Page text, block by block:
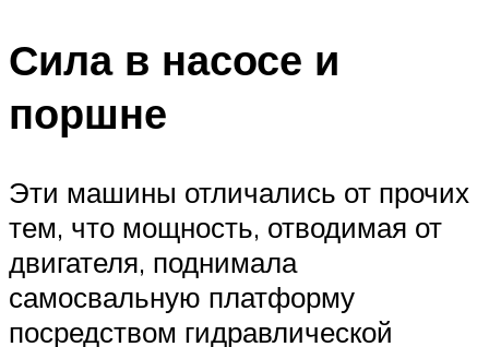
Сила в насосе и
поршне
Эти машины отличались от прочих
тем, что мощность, отводимая от
двигателя, поднимала
самосвальную платформу
посредством гидравлической